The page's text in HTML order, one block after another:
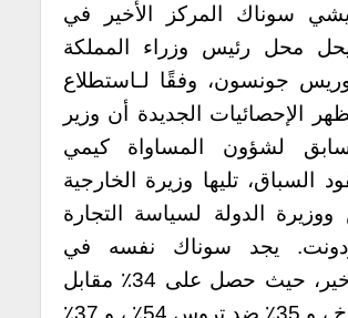
سوناك المركز الأخير في
محل رئيس وزراء المملكة
جونسون، وفقًا لـاستطلاع
الإحصائيات الجديدة أن وزير
لشؤون المساواة كيمي
السباق، تليها وزيرة الخارجية
الدولة لسياسة التجارة
يجد سوناك نفسه في
المركز الأخير، حيث حصل على 34٪ مقابل
56٪ لبادنوخ ، و 35٪ ضد تروس 54٪ ، و 37٪